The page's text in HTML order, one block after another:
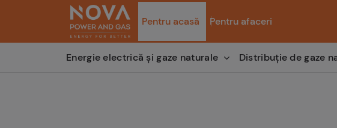
Pentru acasă Pentru afaceri
Energie electrică și gaze naturale Distribuție de gaze